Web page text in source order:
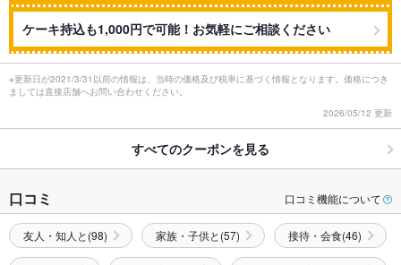
ケーキ持込も1,000円で可能！お気軽にご相談ください
※更新日が2021/3/31以前の情報は、当時の価格及び税率に基づく情報となります。価格につき
ましては直接店舗へお問い合わせください。
2026/05/12 更新
すべてのクーポンを見る
口コミ 口コミ機能について
友人・知人と(98) 家族・子供と(57) 接待・会食(46)